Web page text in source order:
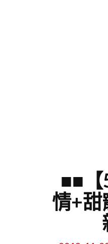
■■【
情+甜